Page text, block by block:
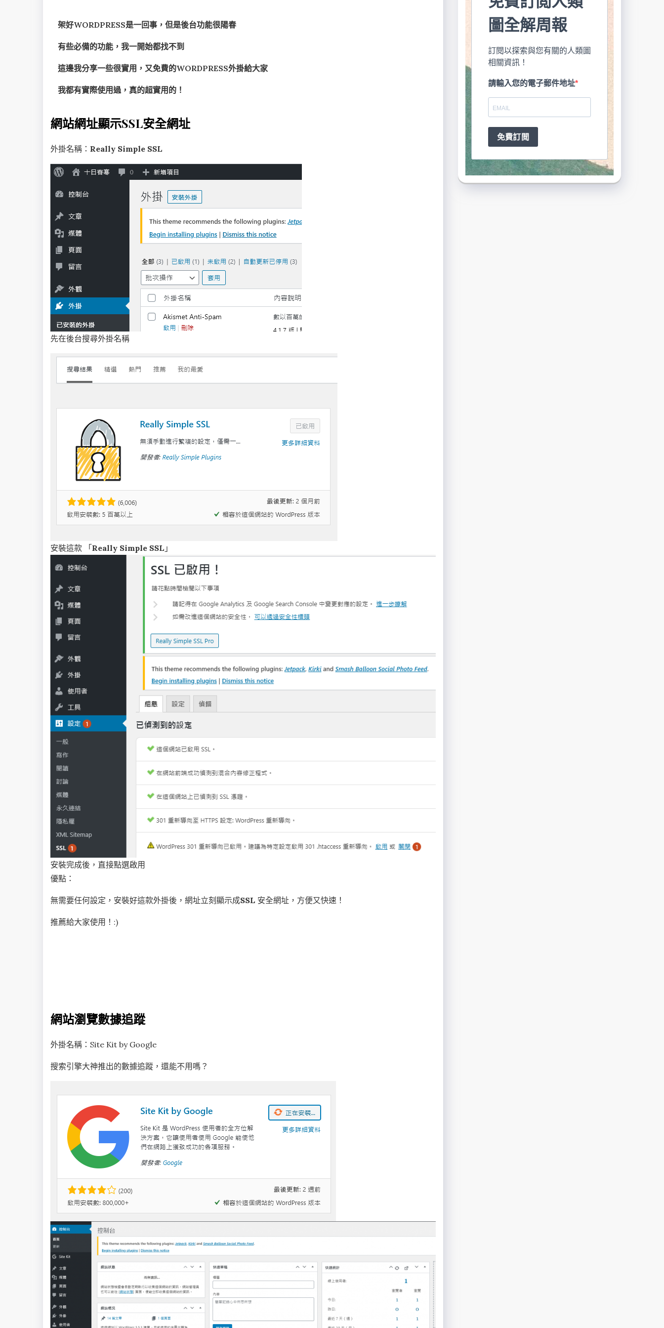
架好WORDPRESS是一回事，但是後台功能很陽春
有些必備的功能，我一開始都找不到
這邊我分享一些很實用，又免費的WORDPRESS外掛給大家
我都有實際使用過，真的超實用的！
網站網址顯示SSL安全網址
外掛名稱： Really Simple SSL
先在後台搜尋外掛名稱
安裝這款 「 Really Simple SSL 」
安裝完成後，直接點選啟用
優點：
無需要任何設定，安裝好這款外掛後，網址立刻顯示成SSL 安全網址，方便又快速！
推薦給大家使用！:)
網站瀏覽數據追蹤
外掛名稱：Site Kit by Google
搜索引擎大神推出的數據追蹤，還能不用嗎？
圖全解周報
訂閱以探索與您有關的人類圖
相關資訊！
請輸入您的電子郵件地址
免費訂閲